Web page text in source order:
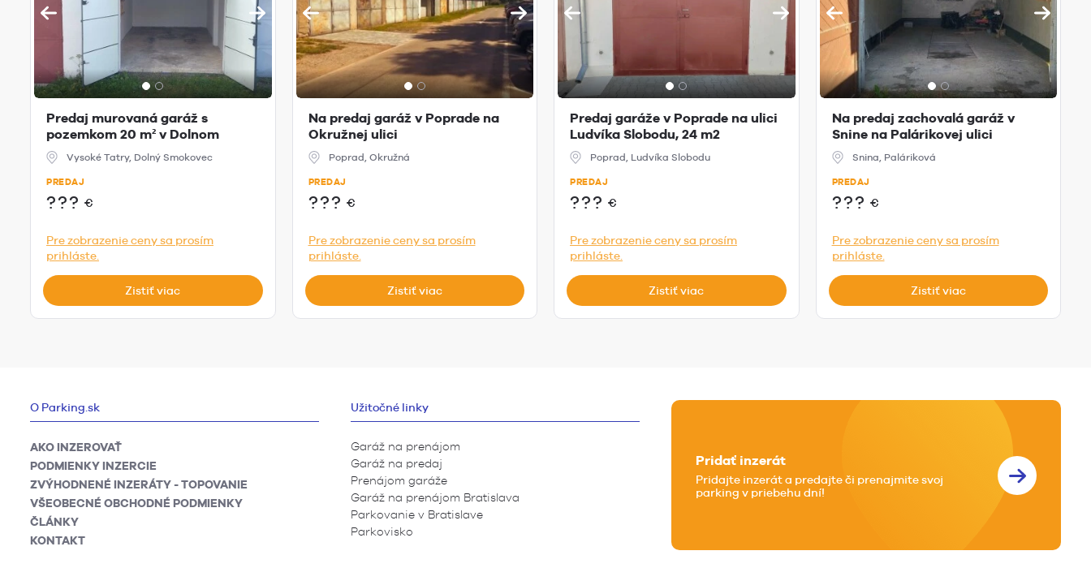
Predaj murovaná garáž s
pozemkom 20 m² v Dolnom
Smokovc...
Vysoké Tatry, Dolný Smokovec
PREDAJ
??? €
Pre zobrazenie ceny sa prosím
prihláste.
Zistiť viac
Na predaj garáž v Poprade na
Okružnej ulici
Poprad, Okružná
PREDAJ
??? €
Pre zobrazenie ceny sa prosím
prihláste.
Zistiť viac
Predaj garáže v Poprade na ulici
Ludvíka Slobodu, 24 m2
Poprad, Ludvíka Slobodu
PREDAJ
??? €
Pre zobrazenie ceny sa prosím
prihláste.
Zistiť viac
Na predaj zachovalá garáž v
Snine na Palárikovej ulici
Snina, Paláriková
PREDAJ
??? €
Pre zobrazenie ceny sa prosím
prihláste.
Zistiť viac
O Parking.sk
AKO INZEROVAŤ
PODMIENKY INZERCIE
ZVÝHODNENÉ INZERÁTY - TOPOVANIE
VŠEOBECNÉ OBCHODNÉ PODMIENKY
ČLÁNKY
KONTAKT
Užitočné linky
Garáž na prenájom
Garáž na predaj
Prenájom garáže
Garáž na prenájom Bratislava
Parkovanie v Bratislave
Parkovisko
Pridať inzerát
Pridajte inzerát a predajte či prenajmite svoj
parking v priebehu dní!